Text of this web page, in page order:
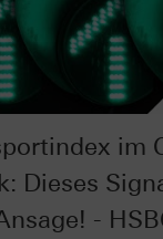
im
Dieses
-